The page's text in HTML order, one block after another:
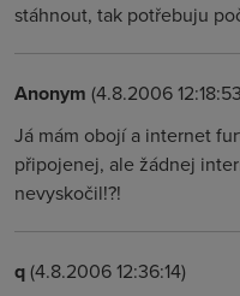
stáhnout, tak potřebuju
Anonym (4.8.2006
Já mám obojí a internet
připojenej, ale žádnej
nevyskočil!?!
q(4.8.2006 12:36:14)